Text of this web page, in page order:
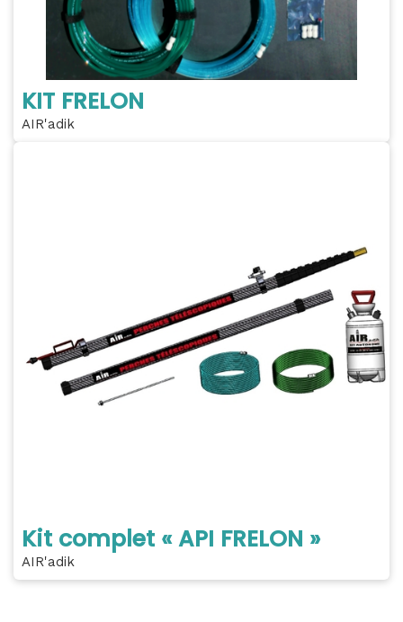
KIT FRELON
AIR'adik
Kit complet « API FRELON »
AIR'adik